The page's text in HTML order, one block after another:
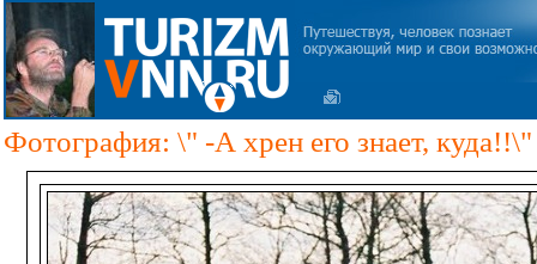
Фотография: \" -А хрен его знает,